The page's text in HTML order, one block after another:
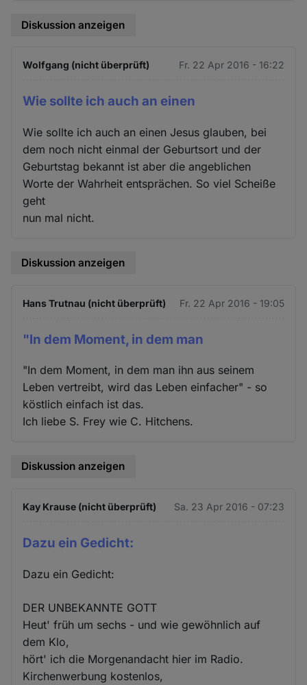
Diskussion anzeigen
Wolfgang (nicht überprüft) Fr. 22 Apr 2016 - 16:22
Wie sollte ich auch an einen
Wie sollte ich auch an einen Jesus glauben, bei
dem noch nicht einmal der Geburtsort und der
Geburtstag bekannt ist aber die angeblichen
Worte der Wahrheit entsprächen. So viel Scheiße
geht
nun mal nicht.
Diskussion anzeigen
Hans Trutnau (nicht überprüft) Fr. 22 Apr 2016 - 19:05
"In dem Moment, in dem man
"In dem Moment, in dem man ihn aus seinem
Leben vertreibt, wird das Leben einfacher" - so
köstlich einfach ist das.
Ich liebe S. Frey wie C. Hitchens.
Diskussion anzeigen
Kay Krause (nicht überprüft) Sa. 23 Apr 2016 - 07:23
Dazu ein Gedicht:
Dazu ein Gedicht:
DER UNBEKANNTE GOTT
Heut' früh um sechs - und wie gewöhnlich auf
dem Klo,
hört' ich die Morgenandacht hier im Radio.
Kirchenwerbung kostenlos,